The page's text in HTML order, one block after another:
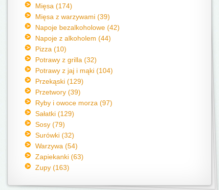
Mięsa (174)
Mięsa z warzywami (39)
Napoje bezalkoholowe (42)
Napoje z alkoholem (44)
Pizza (10)
Potrawy z grilla (32)
Potrawy z jaj i mąki (104)
Przekąski (129)
Przetwory (39)
Ryby i owoce morza (97)
Sałatki (129)
Sosy (79)
Surówki (32)
Warzywa (54)
Zapiekanki (63)
Zupy (163)